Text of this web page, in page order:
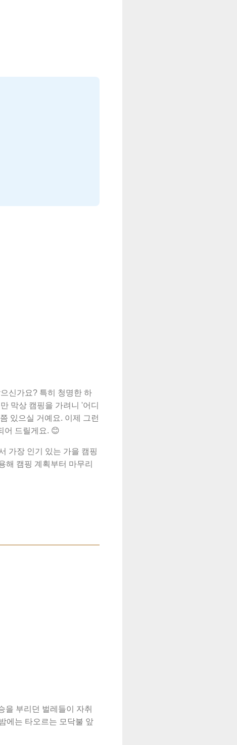
신가요? 특히 청명한 하
막상 캠핑을 가려니 '어디
있으실 거예요. 이제 그런
어 드릴게요. 😊
가장 인기 있는 가을 캠핑
해 캠핑 계획부터 마무리
을 부리던 벌레들이 자취
에는 타오르는 모닥불 앞